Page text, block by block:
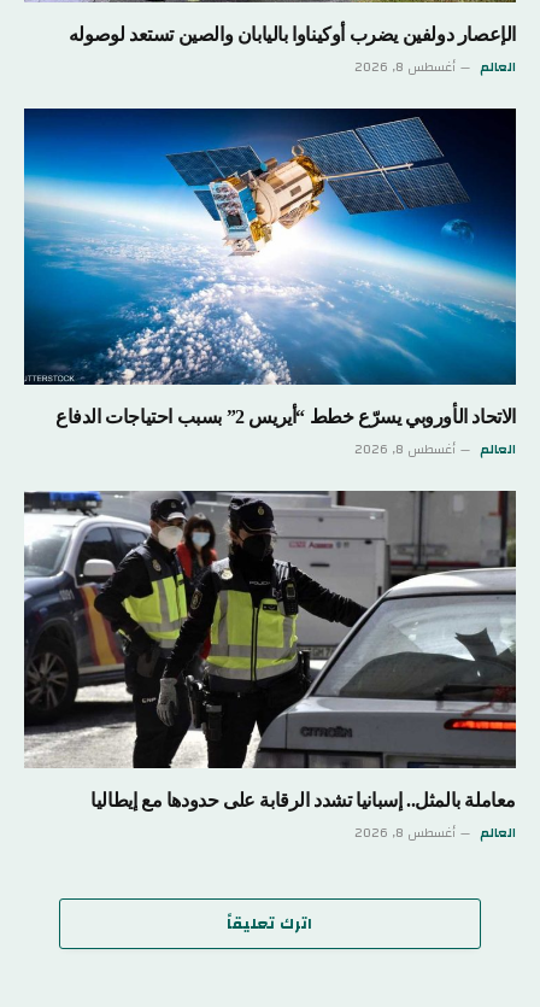
الإعصار دولفين يضرب أوكيناوا باليابان والصين تستعد لوصوله
العالم أغسطس 8, 2026
الاتحاد الأوروبي يسرّع خطط “أيريس 2” بسبب احتياجات الدفاع
العالم أغسطس 8, 2026
معاملة بالمثل.. إسبانيا تشدد الرقابة على حدودها مع إيطاليا
العالم أغسطس 8, 2026
اترك تعليقاً